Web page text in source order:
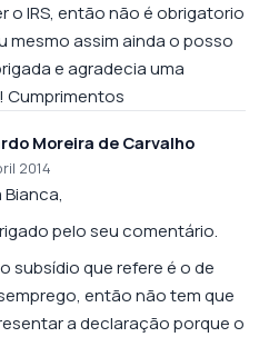
o IRS, então não é obrigatorio
mesmo assim ainda o posso
e agradecia uma
Cumprimentos
Moreira de Carvalho
2014
Bianca,
pelo seu comentário.
subsídio que refere é o de
então não tem que
a declaração porque o